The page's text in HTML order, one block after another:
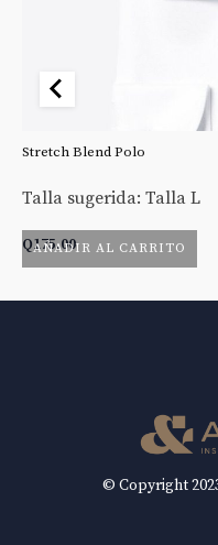
AÑADIR AL CARRITO
Stretch Blend Polo
Talla sugerida: Talla L
Q175.00
© Copyright